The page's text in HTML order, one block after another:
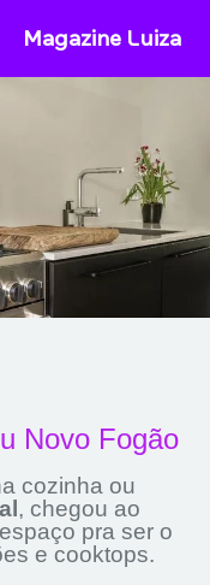
Magazine Luiza
Novo Fogão
cozinha ou
, chegou ao
pra ser o
e cooktops.